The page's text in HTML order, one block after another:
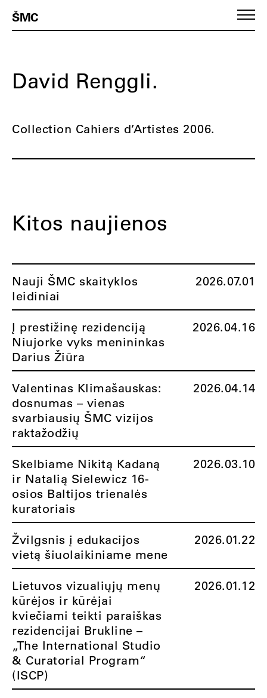
ŠMC
David Renggli.
Collection Cahiers d’Artistes 2006.
Kitos naujienos
Nauji ŠMC skaityklos
leidiniai
2026.07.01
Į prestižinę rezidenciją
Niujorke vyks menininkas
Darius Žiūra
2026.04.16
Valentinas Klimašauskas:
dosnumas – vienas
svarbiausių ŠMC vizijos
raktažodžių
2026.04.14
Skelbiame Nikitą Kadaną
ir Natalią Sielewicz 16-
osios Baltijos trienalės
kuratoriais
2026.03.10
Žvilgsnis į edukacijos
vietą šiuolaikiniame mene
2026.01.22
Lietuvos vizualiųjų menų
kūrėjos ir kūrėjai
kviečiami teikti paraiškas
rezidencijai Brukline –
„The International Studio
& Curatorial Program“
(ISCP)
2026.01.12